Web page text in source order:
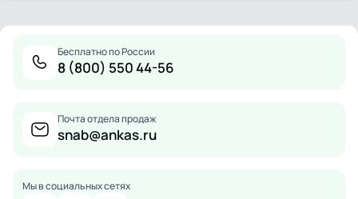
Бесплатно по России
8 (800) 550 44-56
Почта отдела продаж
snab@ankas.ru
Мы в социальных сетях